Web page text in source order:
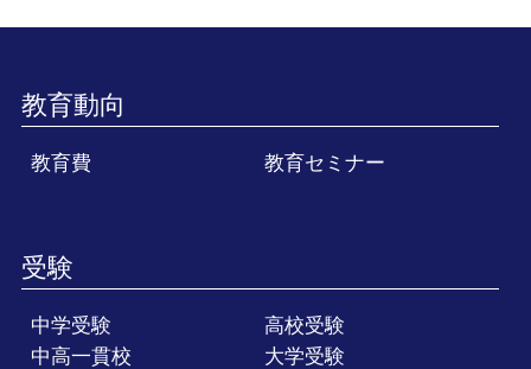
教育動向
教育費 教育セミナー
受験
中学受験
高校受験
中高一貫校
大学受験